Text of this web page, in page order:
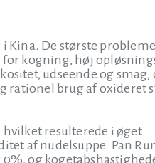
Kina. De største
kogning, høj
udseende og smag,
rationel brug af oxideret
resulterede i øget
af nudelsuppe. Pan
og